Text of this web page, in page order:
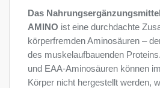
Das
AMINO ist eine durchdachte
körperfremden Aminosäuren –
des muskelaufbauenden
und EAA-Aminosäuren können
Körper nicht hergestellt werden,